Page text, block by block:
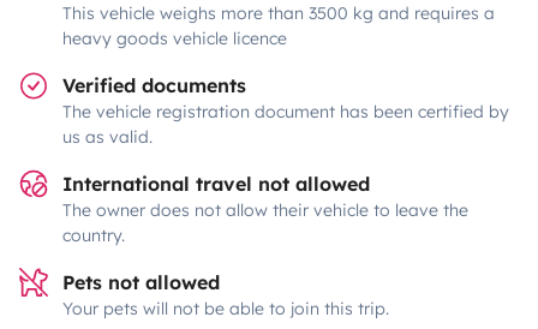
This vehicle weighs more than 3500 kg and requires a
heavy goods vehicle licence
Verified documents
The vehicle registration document has been certified by
us as valid.
International travel not allowed
The owner does not allow their vehicle to leave the
country.
Pets not allowed
Your pets will not be able to join this trip.